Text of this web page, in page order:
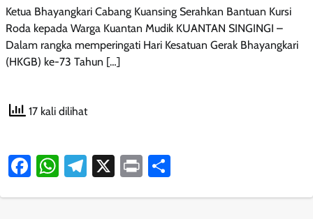
Ketua Bhayangkari Cabang Kuansing Serahkan Bantuan Kursi
Roda kepada Warga Kuantan Mudik KUANTAN SINGINGI –
Dalam rangka memperingati Hari Kesatuan Gerak Bhayangkari
(HKGB) ke-73 Tahun […]
17 kali dilihat
Facebook
WhatsApp
Telegram
X Print